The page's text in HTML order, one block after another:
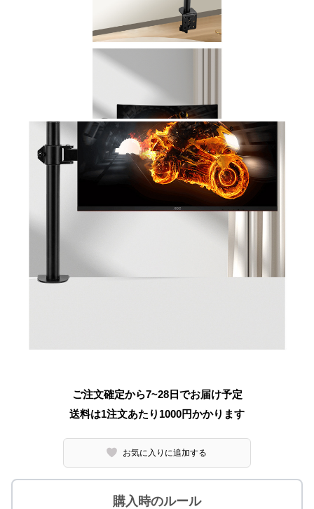
ご注文確定から7~28日でお届け予定
送料は1注文あたり 1000円かかります
お気に入りに追加する
購入時のルール